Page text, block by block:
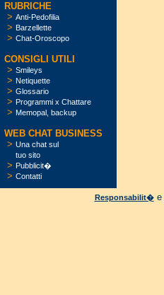
RUBRICHE
> Anti-Pedofilia
> Barzellette
> Chat-Oroscopo
CONSIGLI UTILI
> Smileys
> Netiquette
> Glossario
> Programmi x Chattare
> Memopal, backup
WEB CHAT BUSINESS
> Una chat sul
tuo sito
> Pubblicit�
> Contatti
Responsabilit�e